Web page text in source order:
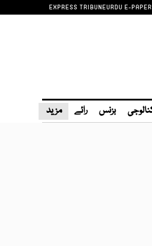
EXPRESS TRIBUNEURDU E-PAPER
بزنس رائے مزید